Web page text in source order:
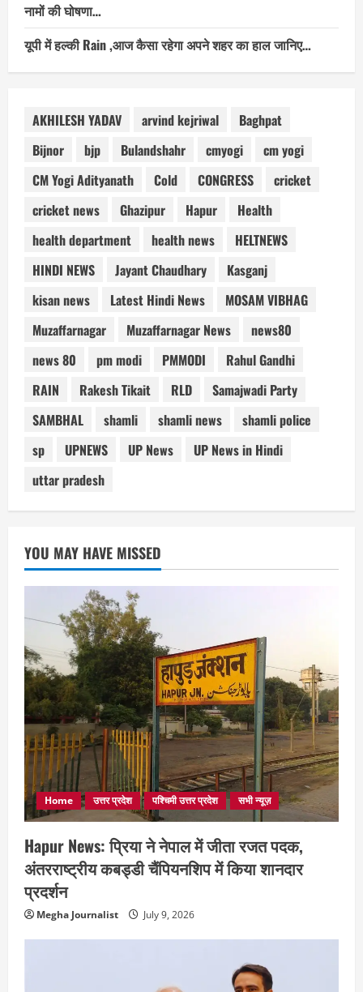
नामों की घोषणा…
यूपी में हल्की Rain ,आज कैसा रहेगा अपने शहर का हाल जानिए…
AKHILESH YADAV arvind kejriwal
Baghpat
Bijnor
bjp Bulandshahr cmyogi
cm yogi
CM Yogi Adityanath
Cold CONGRESS
cricket
cricket news
Ghazipur Hapur
Health
health department
health news
HELTNEWS
HINDI NEWS
Jayant Chaudhary
Kasganj
kisan news
Latest Hindi News
MOSAM VIBHAG
Muzaffarnagar
Muzaffarnagar News
news80
news 80
pm modi PMMODI
Rahul Gandhi
RAIN
Rakesh Tikait RLD
Samajwadi Party
SAMBHAL
shamli shamli news
shamli police
sp
UPNEWS UP News
UP News in Hindi
uttar pradesh
YOU MAY HAVE MISSED
Home उत्तर प्रदेश पश्चिमी उत्तर प्रदेश सभी न्यूज़
Hapur News: प्रिया ने नेपाल में जीता रजत पदक,
अंतरराष्ट्रीय कबड्डी चैंपियनशिप में किया शानदार
प्रदर्शन
Megha Journalist July 9, 2026